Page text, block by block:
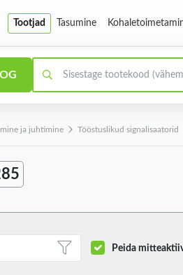
Tootjad Tasumine
ja juhtimine Tööstuslikud signalisaatorid
Peida